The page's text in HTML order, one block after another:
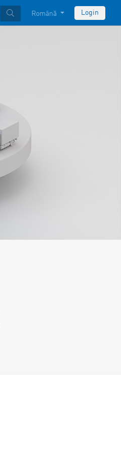
Română Login